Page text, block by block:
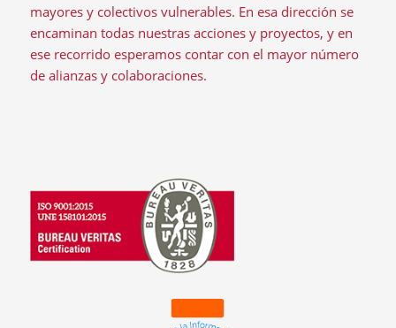
mayores y colectivos vulnerables. En esa dirección se
encaminan todas nuestras acciones y proyectos, y en
ese recorrido esperamos contar con el mayor número
de alianzas y colaboraciones.